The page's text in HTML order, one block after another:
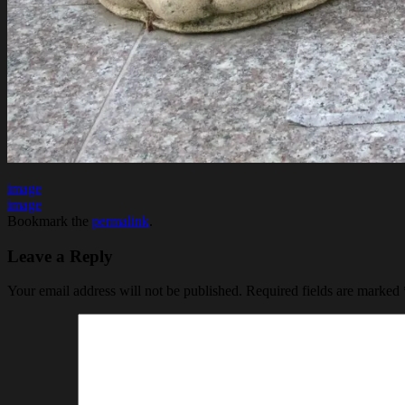
image
image
Bookmark the permalink
Leave a Reply
Your email address will not be published. Required fields are marked